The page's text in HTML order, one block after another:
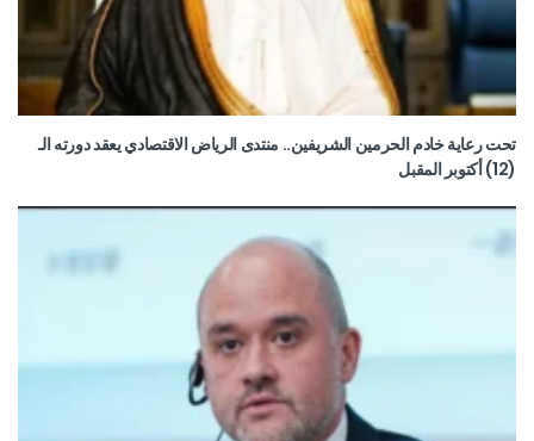
تحت رعاية خادم الحرمين الشريفين.. منتدى الرياض الاقتصادي يعقد دورته الـ
(12) أكتوبر المقبل